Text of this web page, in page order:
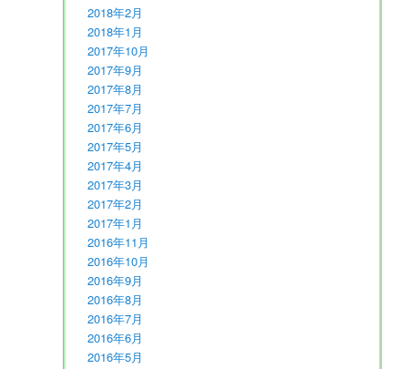
2018年2月
2018年1月
2017年10月
2017年9月
2017年8月
2017年7月
2017年6月
2017年5月
2017年4月
2017年3月
2017年2月
2017年1月
2016年11月
2016年10月
2016年9月
2016年8月
2016年7月
2016年6月
2016年5月